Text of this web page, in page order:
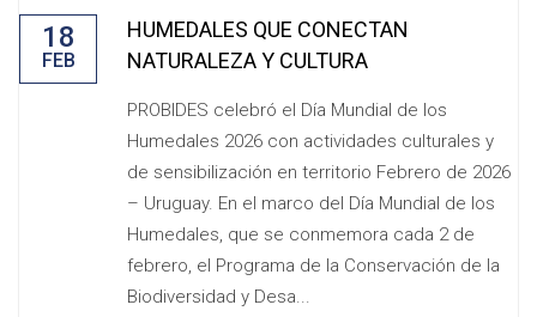
18
FEB
HUMEDALES QUE CONECTAN
NATURALEZA Y CULTURA
PROBIDES celebró el Día Mundial de los
Humedales 2026 con actividades culturales y
de sensibilización en territorio Febrero de 2026
– Uruguay. En el marco del Día Mundial de los
Humedales, que se conmemora cada 2 de
febrero, el Programa de la Conservación de la
Biodiversidad y Desa...